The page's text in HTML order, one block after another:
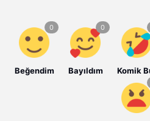
Beğendim Bayıldım Komik